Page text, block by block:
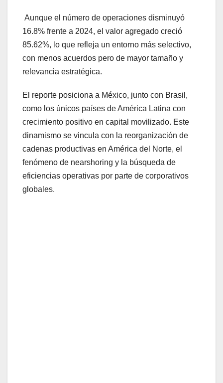
Aunque el número de operaciones disminuyó
16.8% frente a 2024, el valor agregado creció
85.62%, lo que refleja un entorno más selectivo,
con menos acuerdos pero de mayor tamaño y
relevancia estratégica.
El reporte posiciona a México, junto con Brasil,
como los únicos países de América Latina con
crecimiento positivo en capital movilizado. Este
dinamismo se vincula con la reorganización de
cadenas productivas en América del Norte, el
fenómeno de nearshoring y la búsqueda de
eficiencias operativas por parte de corporativos
globales.